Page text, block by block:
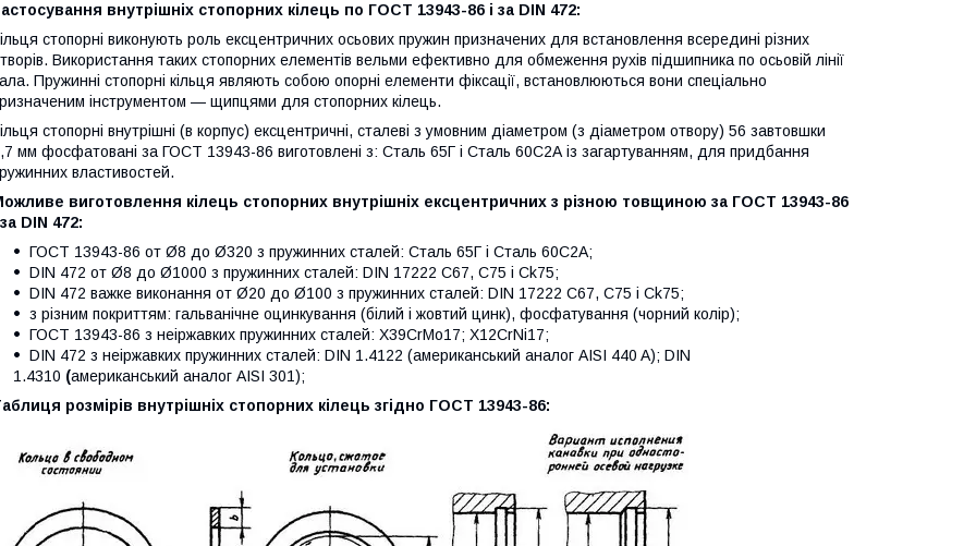
внутрішніх стопорних кілець по ГОСТ 13943-86 і за DIN 472:
стопорні виконують роль ексцентричних осьових пружин призначених для встановлення всередині різних
Використання таких стопорних елементів вельми ефективно для обмеження рухів підшипника по осьовій лінії
Пружинні стопорні кільця являють собою опорні елементи фіксації, встановлюються вони спеціально
інструментом — щипцями для стопорних кілець.
стопорні внутрішні (в корпус) ексцентричні, сталеві з умовним діаметром (з діаметром отвору) 56 завтовшки
мм фосфатовані за ГОСТ 13943-86 виготовлені з: Сталь 65Г і Сталь 60С2А із загартуванням, для придбання
властивостей.
виготовлення кілець стопорних внутрішніх ексцентричних з різною товщиною за ГОСТ 13943-86
за DIN 472:
ГОСТ 13943-86 от Ø8 до Ø320 з пружинних сталей: Сталь 65Г і Сталь 60С2А;
DIN 472 от Ø8 до Ø1000 з пружинних сталей: DIN 17222 C67, C75 і Ck75;
DIN 472 важке виконання от Ø20 до Ø100 з пружинних сталей: DIN 17222 C67, C75 і Ck75;
з різним покриттям: гальванічне оцинкування (білий і жовтий цинк), фосфатування (чорний колір);
ГОСТ 13943-86 з неіржавких пружинних сталей: X39CrMo17; X12CrNi17;
DIN 472 з неіржавких пружинних сталей: DIN 1.4122 (американський аналог AISI 440 A); DIN
1.4310 (американський аналог AISI 301);
розмірів внутрішніх стопорних кілець згідно ГОСТ 13943-86: